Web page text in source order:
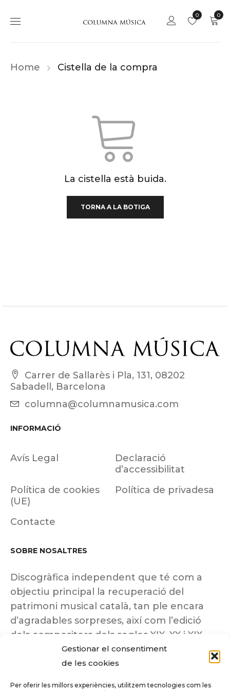
Gestionar el consentiment
de les cookies
Per oferir les millors experiències, utilitzem tecnologies com les
0
0
Home Cistella de la compra
La cistella està buida.
TORNA A LA BOTIGA
Carrer de Sallarès i Pla, 131, 08202
Sabadell, Barcelona
columna@columnamusica.com
INFORMACIÓ
Avís Legal
Declaració
d’accessibilitat
Política de cookies
(UE)
Política de privadesa
Contacte
SOBRE NOSALTRES
Discogràfica independent que té com a
objectiu principal la recuperació del
patrimoni musical català, tan ple encara
d’agradables sorpreses, així com l’edició
dels compositors dels segles XIX, XX i XIX
insuficientment coneguts.